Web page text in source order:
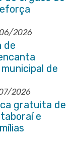
a vida
2026
de
de
2026
gratuita de
e